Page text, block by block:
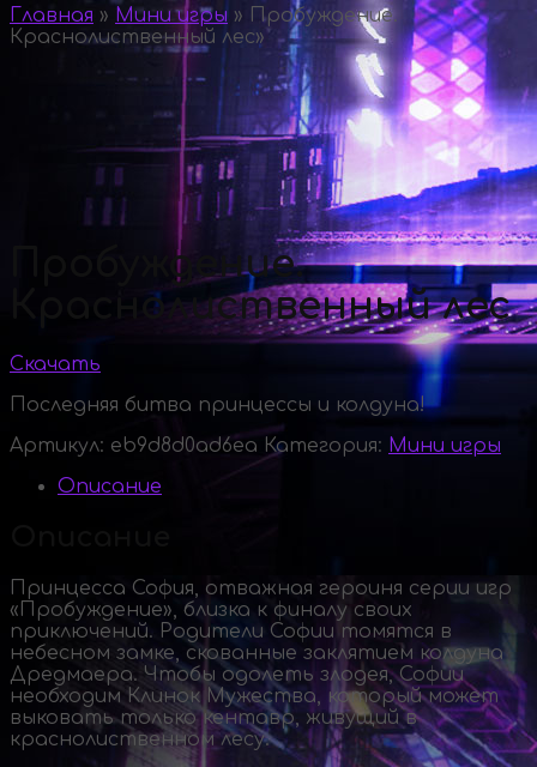
Главная » Мини игры » Пробуждение.
Краснолиственный лес»
Пробуждение.
Краснолиственный лес
Скачать
Последняя битва принцессы и колдуна!
Артикул: eb9d8d0ad6ea Категория: Мини игры
Описание
Принцесса София, отважная героиня серии игр
«Пробуждение», близка к финалу своих
приключений. Родители Софии томятся в
небесном замке, скованные заклятием колдуна
Дредмаера. Чтобы одолеть злодея, Софии
необходим Клинок Мужества, который может
выковать только кентавр, живущий в
краснолиственном лесу.